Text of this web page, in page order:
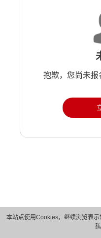
本站点使用Cookies，继续浏览表
抱歉，您尚未报
版权所有 © 华为技术有限公司
隐